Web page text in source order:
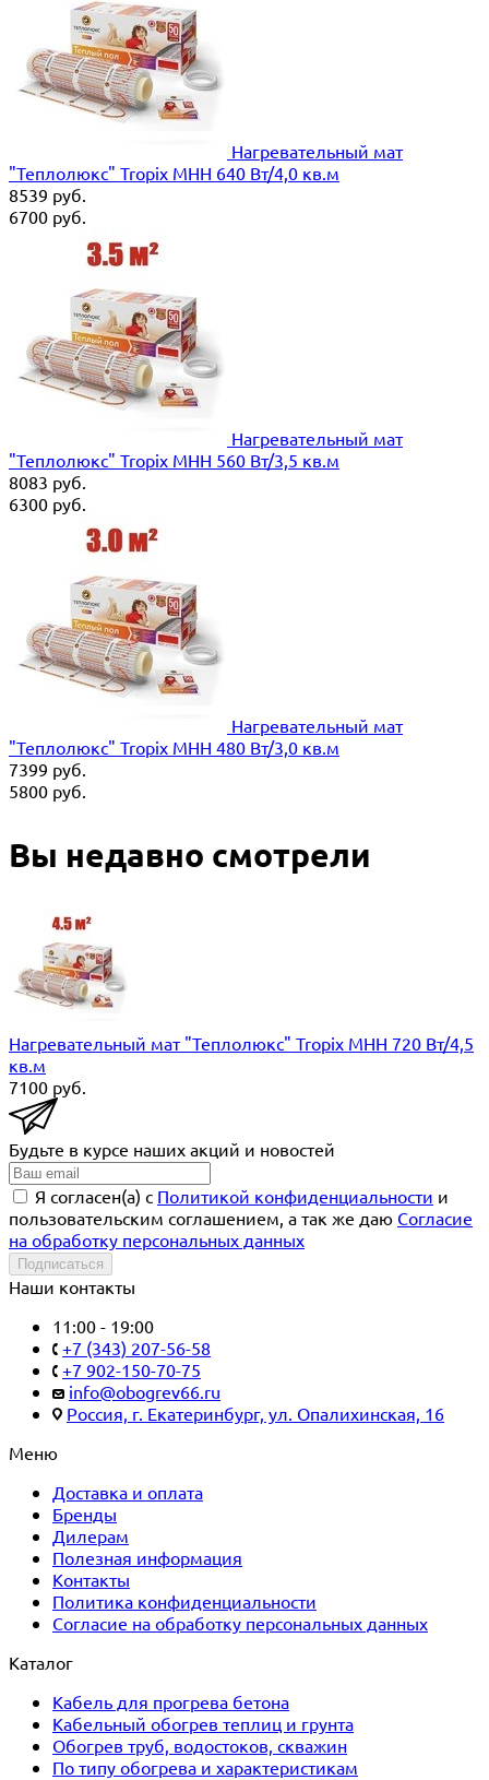
Нагревательный мат
"Теплолюкс" Tropix МНН 640 Вт/4,0 кв.м
8539 руб.
6700 руб.
Нагревательный мат
"Теплолюкс" Tropix МНН 560 Вт/3,5 кв.м
8083 руб.
6300 руб.
Нагревательный мат
"Теплолюкс" Tropix МНН 480 Вт/3,0 кв.м
7399 руб.
5800 руб.
Вы недавно смотрели
Нагревательный мат "Теплолюкс" Tropix МНН 720 Вт/4,5
кв.м
7100 руб.
Будьте в курсе наших акций и новостей
Я согласен(a) с Политикой конфиденциальности и
пользовательским соглашением, а так же даю Согласие
на обработку персональных данных
Подписаться
Наши контакты
11:00 - 19:00
+7 (343) 207-56-58
+7 902-150-70-75
info@obogrev66.ru
Россия, г. Екатеринбург, ул. Опалихинская, 16
Меню
Доставка и оплата
Бренды
Дилерам
Полезная информация
Контакты
Политика конфиденциальности
Согласие на обработку персональных данных
Каталог
Кабель для прогрева бетона
Кабельный обогрев теплиц и грунта
Обогрев труб, водостоков, скважин
По типу обогрева и характеристикам